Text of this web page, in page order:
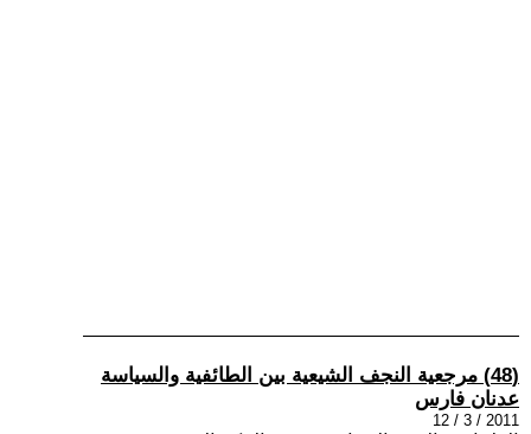
(48) مرجعية النجف الشيعية بين الطائفية والسياسة
عدنان فارس
2011 / 3 / 12